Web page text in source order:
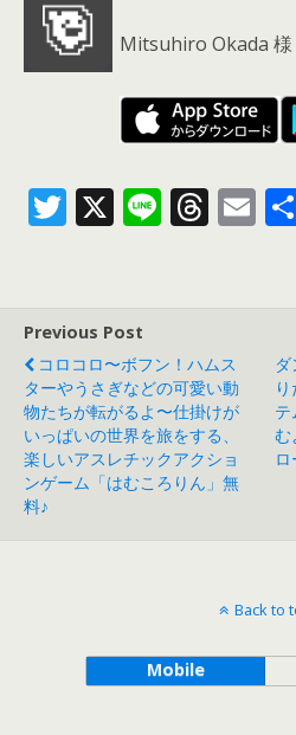
Mitsuhiro Okada 様
T
er
X Li T
d
s
E
Previous Post
コロコロ〜ボフン！ハムス
ターやうさぎなどの可愛い動
物たちが転がるよ〜仕掛けが
いっぱいの世界を旅をする、
楽しいアスレチックアクショ
ンゲーム「はむころりん」無
料♪
む
Back to
Mobile